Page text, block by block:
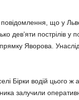
що у
дев’яти пострілів у
Яворова.
Бірки водій цього ж
залучили